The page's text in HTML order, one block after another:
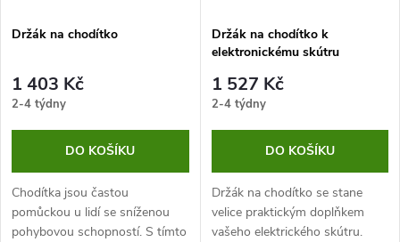
Držák na chodítko
1 403 Kč
2-4 týdny
DO KOŠÍKU
Chodítka jsou častou
pomůckou u lidí se sníženou
pohybovou schopností. S tímto
Držák na chodítko k
elektronickému skútru
1 527 Kč
2-4 týdny
DO KOŠÍKU
Držák na chodítko se stane
velice praktickým doplňkem
vašeho elektrického skútru.